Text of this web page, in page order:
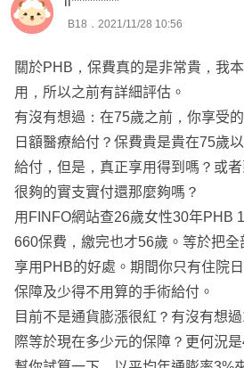
B18．2021/11/28 10:56
關於PHB，保費真的是非常貴，我
用，所以之前有詳細評估。
有沒有想過：在75歲之前，你享受
日額醫療給付？保費貴是貴在75歲
給付，但是，真正享用得到嗎？或
很夠的實支實付還那麼夠嗎？
用FINFO網站查26歲女性30年PHB
660保費，繳完也才56歲。等於把
享用PHB的好處。期間你只有住院
保障及少得不用算的手術給付。
目前不是通貨膨漲很紅？有沒有想
際等於現在多少元的保障？更何況是